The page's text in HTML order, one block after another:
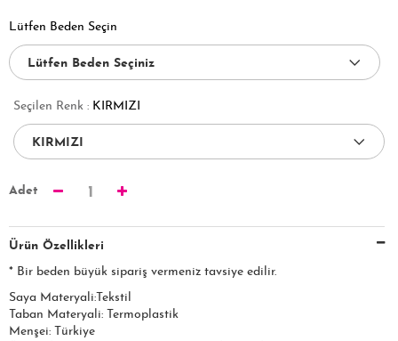
Lütfen Beden Seçin
Seçilen Renk : KIRMIZI
Adet 1
Ürün Özellikleri
* Bir beden büyük sipariş vermeniz tavsiye edilir.
Saya Materyali:Tekstil
Taban Materyali: Termoplastik
Menşei: Türkiye